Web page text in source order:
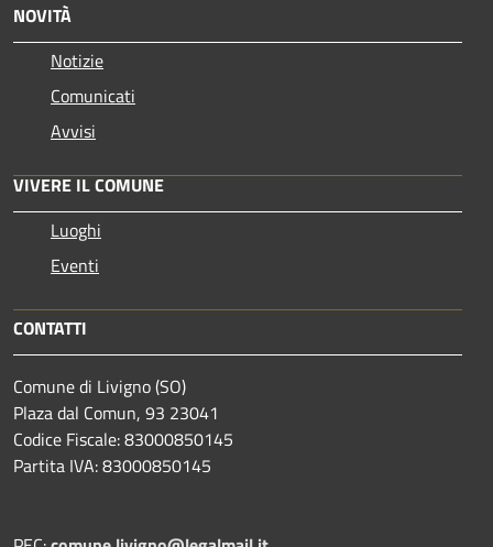
NOVITÀ
Notizie
Comunicati
Avvisi
VIVERE IL COMUNE
Luoghi
Eventi
CONTATTI
Comune di Livigno (SO)
Plaza dal Comun, 93 23041
Codice Fiscale: 83000850145
Partita IVA: 83000850145